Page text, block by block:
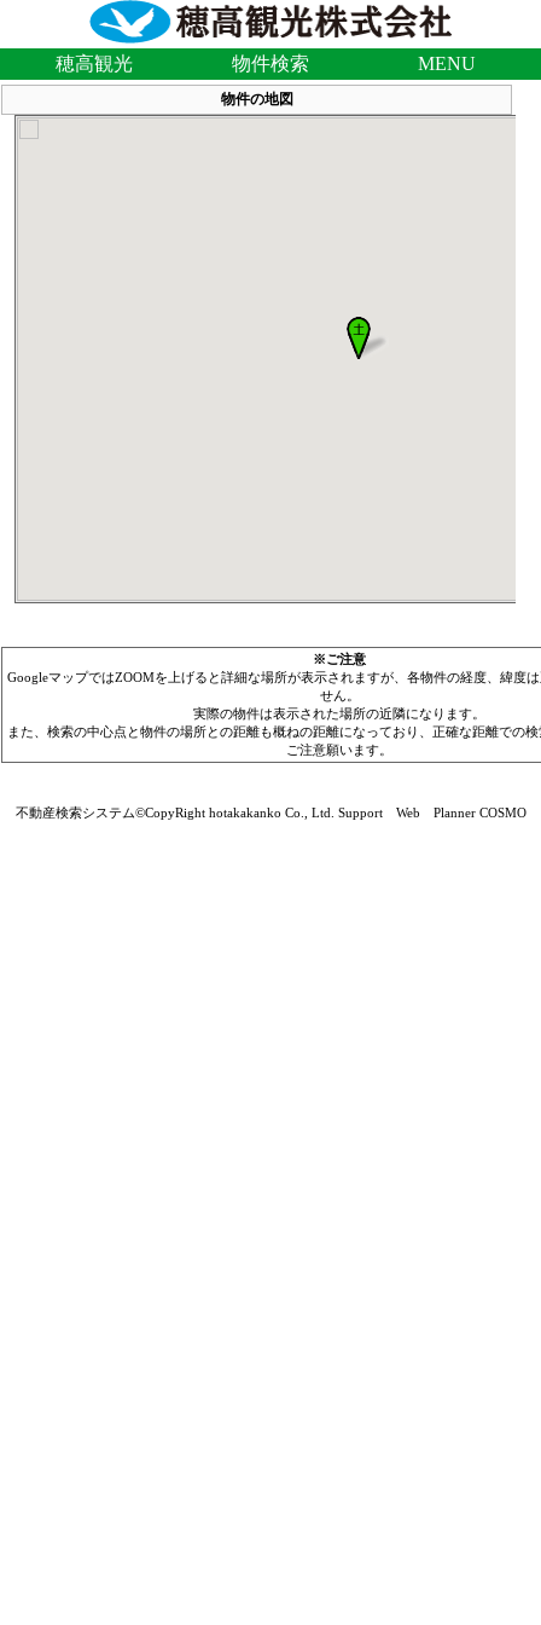
穂高観光 物件検索 MENU
物件の地図
※ご注意
GoogleマップではZOOMを上げると詳細な場所が表示されますが、各物件の経度、緯度
せん。
実際の物件は表示された場所の近隣になります。
また、検索の中心点と物件の場所との距離も概ねの距離になっており、正確な距離での
ご注意願います。
不動産検索システム©CopyRight hotakakanko Co., Ltd. Support Web Planner COSMO